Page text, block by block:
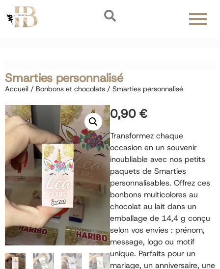
Smarties personnalisé
Accueil / Bonbons et chocolats / Smarties personnalisé
0,90 €
Transformez chaque
occasion en un souvenir
inoubliable avec nos petits
paquets de Smarties
personnalisables. Offrez ces
bonbons multicolores au
chocolat au lait dans un
emballage de 14,4 g conçu
selon vos envies : prénom,
message, logo ou motif
unique. Parfaits pour un
mariage, un anniversaire, une